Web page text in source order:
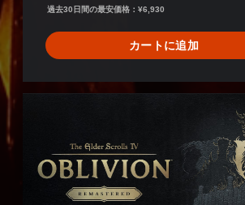
過去30日間の最安価格：¥6,930
カートに追加